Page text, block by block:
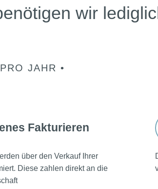
wir
JAHR •
Fakturieren
über den Verkauf Ihrer
Diese zahlen direkt an die